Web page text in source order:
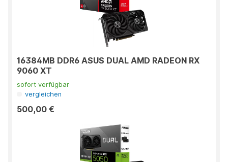
16384MB DDR6 ASUS DUAL AMD RADEON RX
9060 XT
sofort verfügbar
vergleichen
500,00 €